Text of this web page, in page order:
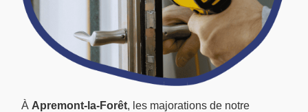
À Apremont-la-Forêt, les majorations de notre